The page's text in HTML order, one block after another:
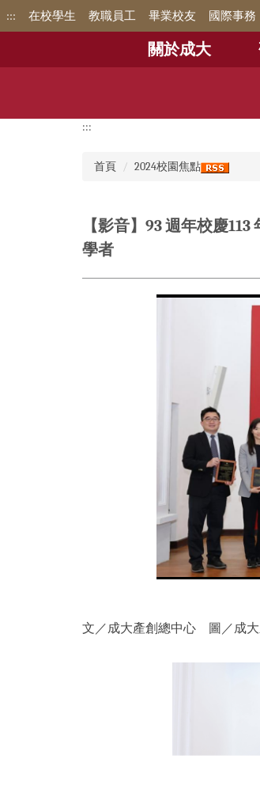
跳
::: 在校學生 教職員工 畢業校友 國際事務
關於成大
:::
首頁 2024校園焦點
【影音】93 週年校慶
學者
文／成大產創總中心 圖／成